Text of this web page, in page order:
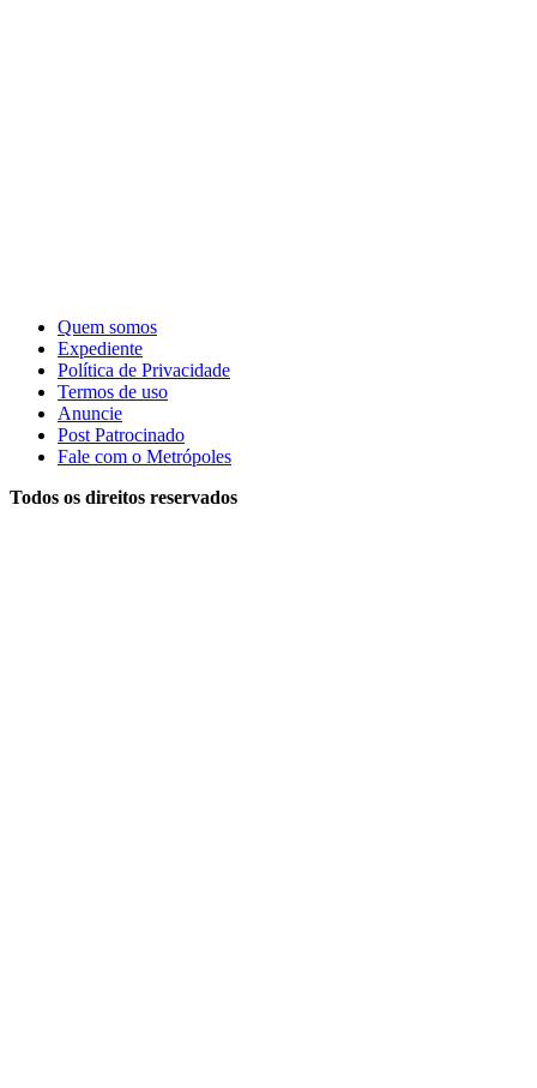
Quem somos
Expediente
Política de Privacidade
Termos de uso
Anuncie
Post Patrocinado
Fale com o Metrópoles
Todos os direitos reservados